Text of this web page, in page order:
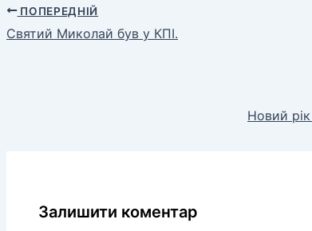
ПОПЕРЕДНІЙ
Святий Миколай був у КПІ.
Новий
Залишити коментар